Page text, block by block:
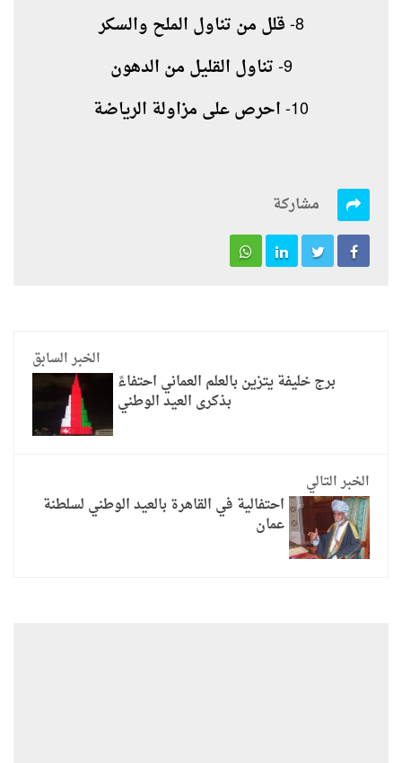
8- قلل من تناول الملح والسكر
9- تناول القليل من الدهون
10- احرص على مزاولة الرياضة
مشاركة
الخبر السابق
برج خليفة يتزين بالعلم العماني احتفاءً
بذكرى العيد الوطني
الخبر التالي
احتفالية في القاهرة بالعيد الوطني لسلطنة
عمان